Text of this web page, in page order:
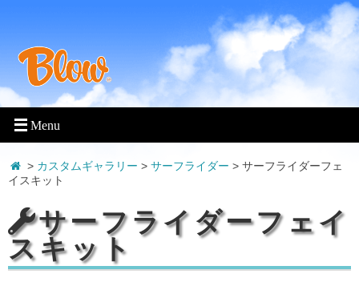
> カスタムギャラリー > サーフライダー > サーフライダーフェ
イスキット
サーフライダーフェイ
スキット